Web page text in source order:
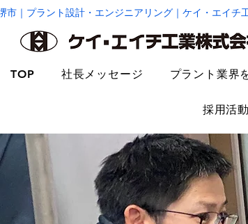
市｜プラント設計・エンジニアリング｜ケイ・エイチ
TOP 社長メッセージ プラント業界
採用活